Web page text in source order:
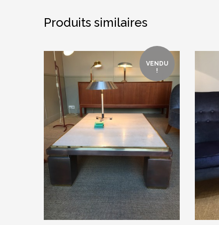
Produits similaires
VENDU
!